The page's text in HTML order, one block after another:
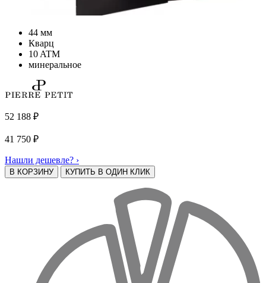
44 мм
Кварц
10 ATM
минеральное
52 188 ₽
41 750 ₽
Нашли дешевле? ›
В КОРЗИНУ КУПИТЬ В ОДИН КЛИК